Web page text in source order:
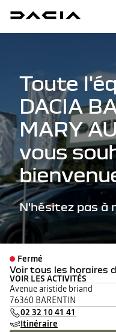
Toute
DACIA
MARY
vous
N'hésitez pas à
Fermé
Voir tous les horaires
lundi
mardi
mercredi
jeudi
vendredi
VOIR LES ACTIVITÉS
Avenue aristide briand
76360 BARENTIN
02 32 10 41 41
Itinéraire